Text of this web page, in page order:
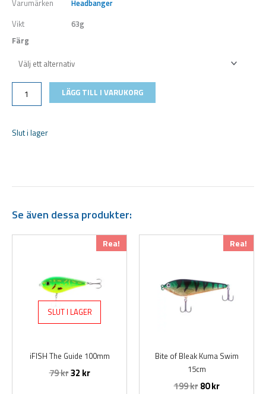
Varumärken
Headbanger
Vikt
63g
Färg
Cranky
12,7cm
Slow
mängd
LÄGG TILL I VARUKORG
Slut i lager
Se även dessa produkter:
Rea!
SLUT I LAGER
iFISH The Guide 100mm
79kr32 kr
har
flera
varianter.
kan
väljas
Rea!
Bite of Bleak Kuma Swim
15cm
199kr80kr
har
flera
kan
väljas
på